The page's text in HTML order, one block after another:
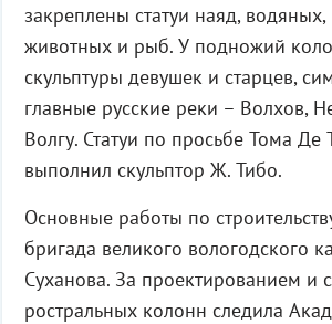
закреплены статуи наяд,
животных и рыб. У подножий
скульптуры девушек и старцев,
главные русские реки – Волхов,
Волгу. Статуи по просьбе Тома Де
выполнил скульптор Ж. Тибо.
Основные работы по
бригада великого вологодского
Суханова. За проектированием и
ростральных колонн следила